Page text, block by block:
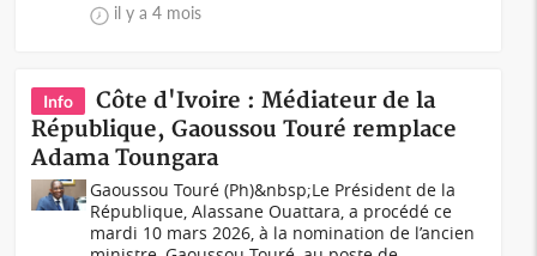
il y a 4 mois
Info
Côte d'Ivoire : Médiateur de la
République, Gaoussou Touré remplace
Adama Toungara
Gaoussou Touré (Ph)&nbsp;Le Président de la
République, Alassane Ouattara, a procédé ce
mardi 10 mars 2026, à la nomination de l’ancien